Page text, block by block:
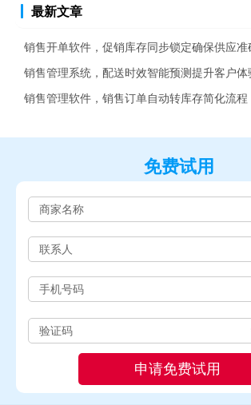
最新文章
销售开单软件，促销库存同步锁定确保供应准
销售管理系统，配送时效智能预测提升客户体
销售管理软件，销售订单自动转库存简化流程
免费试用